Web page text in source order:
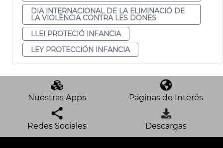
DIA INTERNACIONAL DE LA ELIMINACIÓ DE
LA VIOLÈNCIA CONTRA LES DONES
LLEI PROTECIÓ INFANCIA
LEY PROTECCIÓN INFANCIA
Nuestras Apps Páginas de Interés
Redes Sociales Descargas